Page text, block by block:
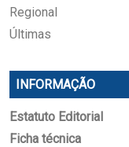
Regional
Últimas
INFORMAÇÃO
Estatuto Editorial
Ficha técnica